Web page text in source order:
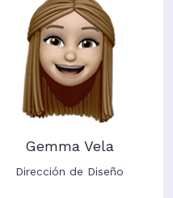
Gemma Vela
Dirección de Diseño